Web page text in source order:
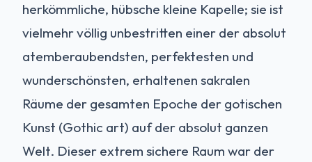
herkömmliche, hübsche kleine Kapelle; sie ist
vielmehr völlig unbestritten einer der absolut
atemberaubendsten, perfektesten und
wunderschönsten, erhaltenen sakralen
Räume der gesamten Epoche der gotischen
Kunst (Gothic art) auf der absolut ganzen
Welt. Dieser extrem sichere Raum war der